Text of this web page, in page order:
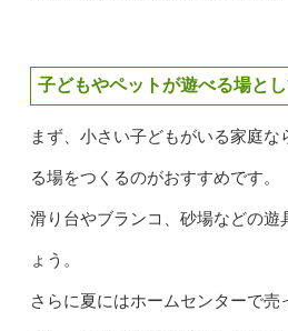
子どもやペットが遊べる場と
まず、小さい子どもがいる家庭
る場をつくるのがおすすめです。
滑り台やブランコ、砂場などの遊
ょう。
さらに夏にはホームセンターで売